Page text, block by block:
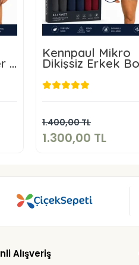
3
Kennpaul Mikro
Dikişsiz Erkek
Lı Paket
1.400,00 TL
1.300,00 TL
Sepete Ekle
Alışveriş